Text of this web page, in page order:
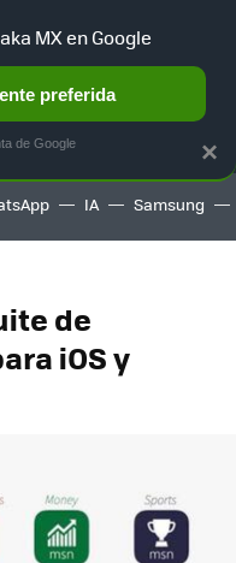
AUTO TERRITORIO
IA Samsung
de
iOS y
×
MX en Google
preferida
de Google